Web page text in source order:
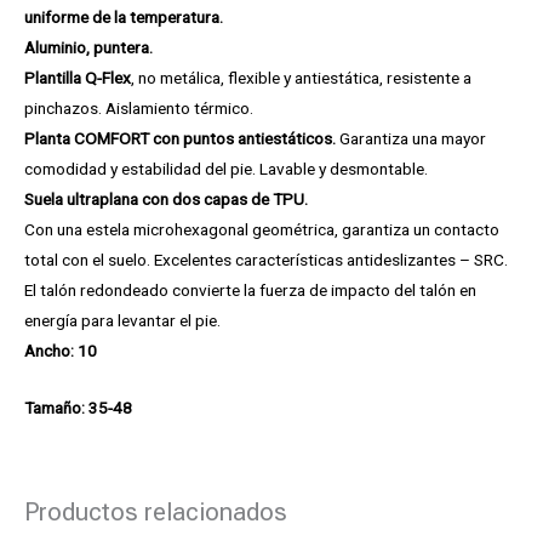
uniforme de la temperatura.
Aluminio, puntera.
Plantilla Q-Flex , no metálica, flexible y antiestática, resistente a
pinchazos. Aislamiento térmico.
Planta COMFORT con puntos antiestáticos.Garantiza una mayor
comodidad y estabilidad del pie. Lavable y desmontable.
Suela ultraplana con dos capas de TPU.
Con una estela microhexagonal geométrica, garantiza un contacto
total con el suelo. Excelentes características antideslizantes – SRC.
El talón redondeado convierte la fuerza de impacto del talón en
energía para levantar el pie.
Ancho: 10
Tamaño: 35-48
Productos relacionados